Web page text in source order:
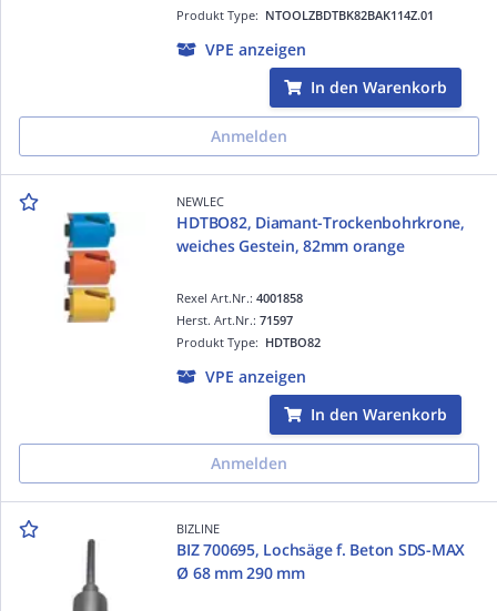
Produkt Type: NTOOLZBDTBK82BAK114Z.01
VPE anzeigen
In den Warenkorb
Anmelden
NEWLEC
HDTBO82, Diamant-Trockenbohrkrone,
weiches Gestein, 82mm orange
Rexel Art.Nr.:4001858
Produkt Type: HDTBO82
Herst. Art.Nr.:71597
VPE anzeigen
In den Warenkorb
Anmelden
BIZLINE
BIZ 700695, Lochsäge f. Beton SDS-MAX
Ø 68 mm 290 mm